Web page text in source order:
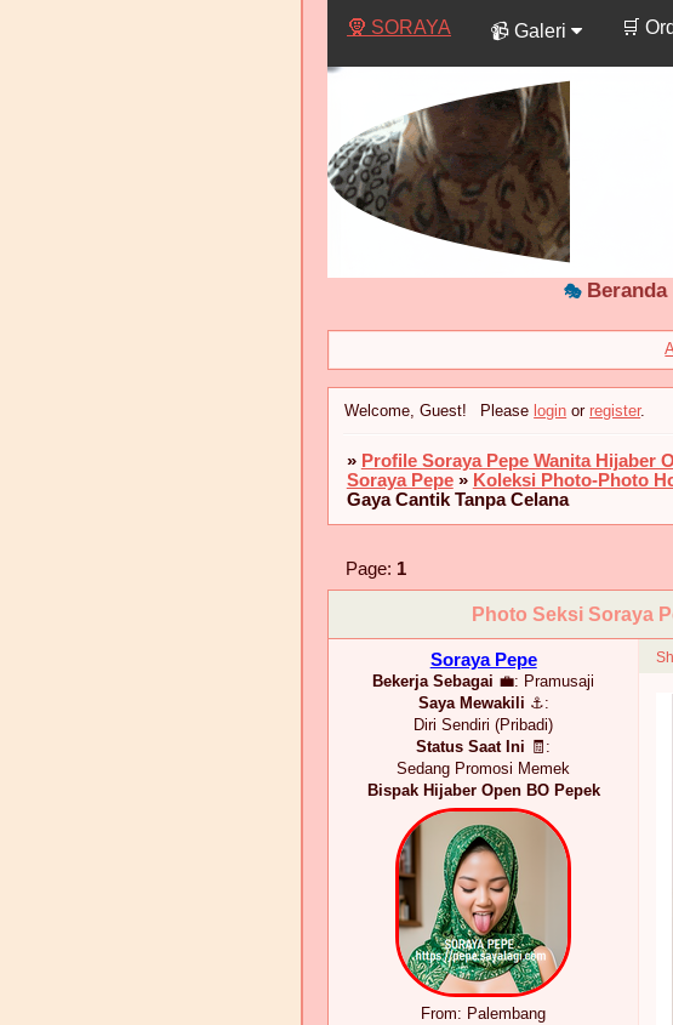
🧕 SORAYA 📹 Galeri 🛒
🎭 Beranda
Welcome, Guest! Please login or register.
» Profile Soraya Pepe Wanita Hijaber
Soraya Pepe » Koleksi Photo-Photo
Gaya Cantik Tanpa Celana
Photo Seksi Soraya
Page: 1
Soraya Pepe
Bekerja Sebagai 💼: Pramusaji
Saya Mewakili ⚓:
Diri Sendiri (Pribadi)
Status Saat Ini 🧾:
Sedang Promosi Memek
Bispak Hijaber Open BO Pepek
From: Palembang